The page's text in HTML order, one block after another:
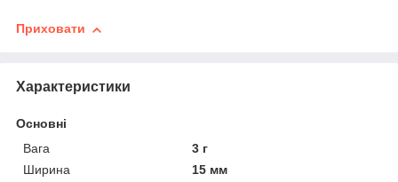
Приховати
Характеристики
Основні
Вага
3 г
Ширина
15 мм